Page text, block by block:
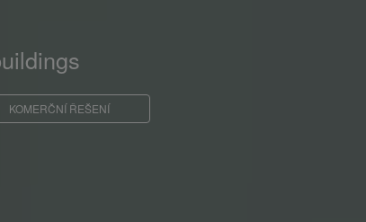
KOMERČNÍ ŘEŠENÍ